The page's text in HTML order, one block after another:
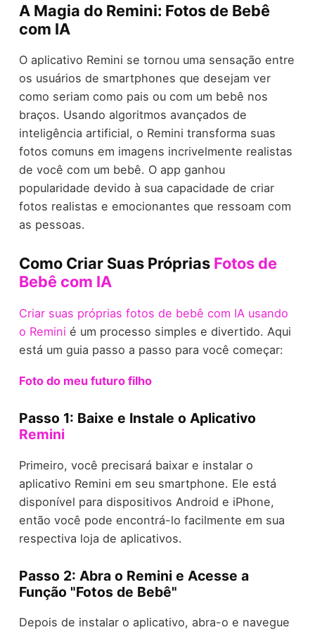
A Magia do Remini: Fotos de Bebê
com IA
O aplicativo Remini se tornou uma sensação entre
os usuários de smartphones que desejam ver
como seriam como pais ou com um bebê nos
braços. Usando algoritmos avançados de
inteligência artificial, o Remini transforma suas
fotos comuns em imagens incrivelmente realistas
de você com um bebê. O app ganhou
popularidade devido à sua capacidade de criar
fotos realistas e emocionantes que ressoam com
as pessoas.
Como Criar Suas Próprias Fotos de
Bebê com IA
Criar suas próprias fotos de bebê com IA usando
o Remini é um processo simples e divertido. Aqui
está um guia passo a passo para você começar:
Foto do meu futuro filho
Passo 1: Baixe e Instale o Aplicativo
Remini
Primeiro, você precisará baixar e instalar o
aplicativo Remini em seu smartphone. Ele está
disponível para dispositivos Android e iPhone,
então você pode encontrá-lo facilmente em sua
respectiva loja de aplicativos.
Passo 2: Abra o Remini e Acesse a
Função "Fotos de Bebê"
Depois de instalar o aplicativo, abra-o e navegue